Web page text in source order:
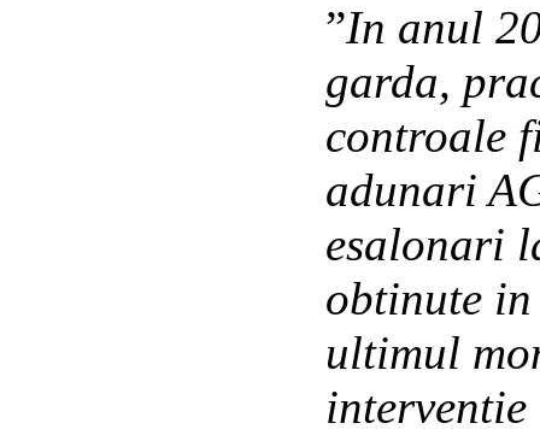
”In anul
garda,
controale
adunari
esalonari
obtinute
ultimul